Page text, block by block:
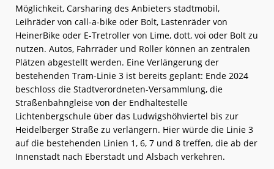
Möglichkeit, Carsharing des Anbieters stadtmobil,
Leihräder von call-a-bike oder Bolt, Lastenräder von
HeinerBike oder E-Tretroller von Lime, dott, voi oder Bolt zu
nutzen. Autos, Fahrräder und Roller können an zentralen
Plätzen abgestellt werden. Eine Verlängerung der
bestehenden Tram-Linie 3 ist bereits geplant: Ende 2024
beschloss die Stadtverordneten-Versammlung, die
Straßenbahngleise von der Endhaltestelle
Lichtenbergschule über das Ludwigshöhviertel bis zur
Heidelberger Straße zu verlängern. Hier würde die Linie 3
auf die bestehenden Linien 1, 6, 7 und 8 treffen, die ab der
Innenstadt nach Eberstadt und Alsbach verkehren.